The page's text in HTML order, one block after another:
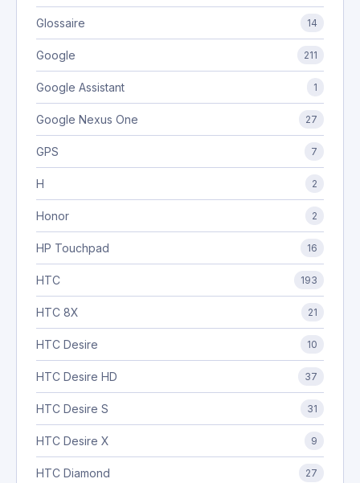
Glossaire 14
Google 211
Google Assistant 1
Google Nexus One 27
GPS 7
H 2
Honor 2
HP Touchpad 16
HTC 193
HTC 8X 21
HTC Desire 10
HTC Desire HD 37
HTC Desire S 31
HTC Desire X 9
HTC Diamond 27